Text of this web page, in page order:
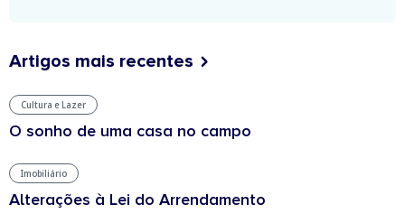
Artigos mais recentes
Cultura e Lazer
O sonho de uma casa no campo
Imobiliário
Alterações à Lei do Arrendamento